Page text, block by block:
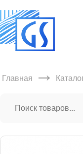
Главная →